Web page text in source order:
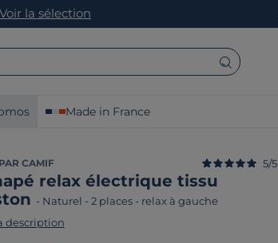
Voir la sélection
Made in France
CAMIF
relax électrique tissu
- Naturel - 2 places - relax à gauche
5/5
description